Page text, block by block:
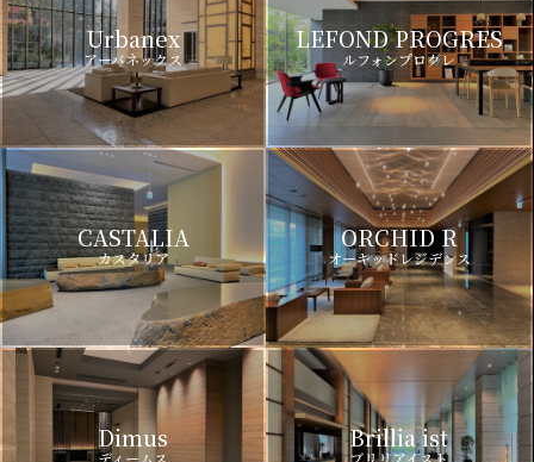
Urbanex
アーバネックス
LEFOND PROGRES
ルフォンプログレ
CASTALIA
カスタリア
ORCHID R
オーキッドレジデンス
Dimus
ディームス
Brillia ist
ブリリアイスト